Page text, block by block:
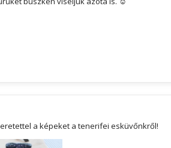
a képeket a tenerifei esküvőnkről!